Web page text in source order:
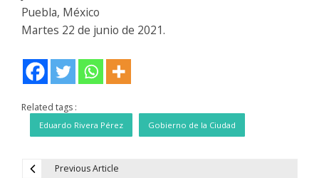
Puebla, México
Martes 22 de junio de 2021.
Related tags :
Eduardo Rivera Pérez Gobierno de la Ciudad
Previous Article